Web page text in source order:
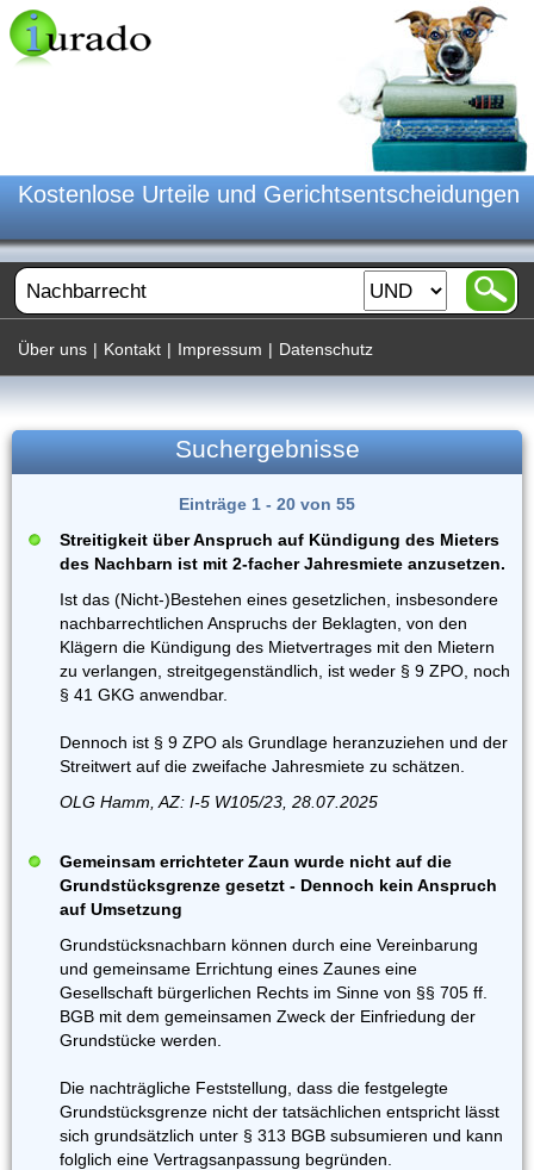
Kostenlose Urteile und Gerichtsentscheidungen
Über uns | Kontakt | Impressum | Datenschutz
Suchergebnisse
Einträge 1 - 20 von 55
Streitigkeit über Anspruch auf Kündigung des Mieters
des Nachbarn ist mit 2-facher Jahresmiete anzusetzen.
Ist das (Nicht-)Bestehen eines gesetzlichen, insbesondere
nachbarrechtlichen Anspruchs der Beklagten, von den
Klägern die Kündigung des Mietvertrages mit den Mietern
zu verlangen, streitgegenständlich, ist weder § 9 ZPO, noch
§ 41 GKG anwendbar.
Dennoch ist § 9 ZPO als Grundlage heranzuziehen und der
Streitwert auf die zweifache Jahresmiete zu schätzen.
OLG Hamm, AZ: I-5 W105/23, 28.07.2025
Gemeinsam errichteter Zaun wurde nicht auf die
Grundstücksgrenze gesetzt - Dennoch kein Anspruch
auf Umsetzung
Grundstücksnachbarn können durch eine Vereinbarung
und gemeinsame Errichtung eines Zaunes eine
Gesellschaft bürgerlichen Rechts im Sinne von §§ 705 ff.
BGB mit dem gemeinsamen Zweck der Einfriedung der
Grundstücke werden.
Die nachträgliche Feststellung, dass die festgelegte
Grundstücksgrenze nicht der tatsächlichen entspricht lässt
sich grundsätzlich unter § 313 BGB subsumieren und kann
folglich eine Vertragsanpassung begründen.